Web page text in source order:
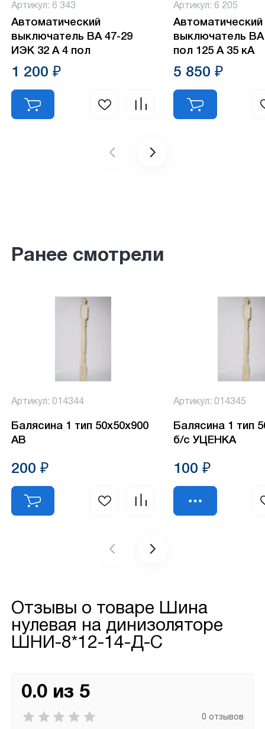
Артикул: 6 343
Автоматический
выключатель ВА 47-29
ИЭК 32 А 4 пол
1 200 ₽
Артикул: 6 205
Автоматический
выключатель ВА
пол 125 А 35 кА
5 850 ₽
Ранее смотрели
Артикул: 014344
Балясина 1 тип 50х50х900
АВ
200 ₽
Артикул: 014345
Балясина 1 тип
б/с УЦЕНКА
100 ₽
Отзывы о товаре Шина
нулевая на динизоляторе
ШНИ-8*12-14-Д-С
0.0 из 5
0 отзывов